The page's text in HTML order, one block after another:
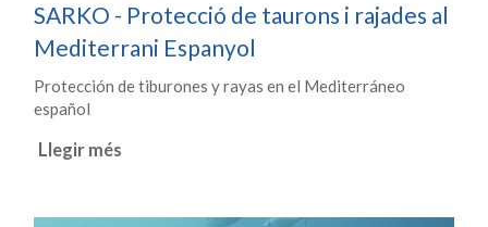
SARKO - Protecció de taurons i rajades al
Mediterrani Espanyol
Protección de tiburones y rayas en el Mediterráneo
español
Llegir més